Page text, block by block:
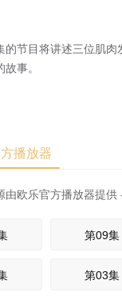
的节目将讲述三位肌
事。
播放器
由欧乐官方播放器提供
第09集
第03集